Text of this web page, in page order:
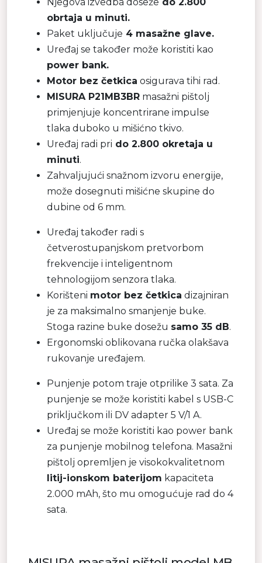
obrtaja u minuti.
Paket uključuje 4 masažne glave.
Uređaj se također može koristiti kao
power bank.
Motor bez četkica osigurava tihi rad.
MISURA P21MB3BR masažni pištolj
primjenjuje koncentrirane impulse
tlaka duboko u mišićno tkivo.
Uređaj radi pri do 2.800 okretaja u
minuti.
Zahvaljujući snažnom izvoru energije,
može dosegnuti mišićne skupine do
dubine od 6 mm.
Uređaj također radi s
četverostupanjskom pretvorbom
frekvencije i inteligentnom
tehnologijom senzora tlaka.
Korišteni motor bez četkica dizajniran
je za maksimalno smanjenje buke.
Stoga razine buke dosežu samo 35 dB.
Ergonomski oblikovana ručka olakšava
rukovanje uređajem.
Punjenje potom traje otprilike 3 sata. Za
punjenje se može koristiti kabel s USB-C
priključkom ili DV adapter 5 V/1 A.
Uređaj se može koristiti kao power bank
za punjenje mobilnog telefona. Masažni
pištolj opremljen je visokokvalitetnom
litij-ionskom baterijom kapaciteta
2.000 mAh, što mu omogućuje rad do 4
sata.